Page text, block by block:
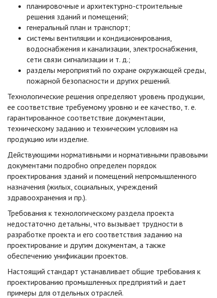
планировочные и архитектурно-строительные
решения зданий и помещений;
генеральный план и транспорт;
системы вентиляции и кондиционирования,
водоснабжения и канализации, электроснабжения,
сети связи сигнализации и т. д.;
разделы мероприятий по охране окружающей среды,
пожарной безопасности и других решений.
Технологические решения определяют уровень продукции,
ее соответствие требуемому уровню и ее качество, т. е.
гарантированное соответствие документации,
техническому заданию и техническим условиям на
продукцию или изделие.
Действующими нормативными и нормативными правовыми
документами подробно определен порядок
проектирования зданий и помещений непромышленного
назначения (жилых, социальных, учреждений
здравоохранения и пр.).
Требования к технологическому раздела проекта
недостаточно детальны, что вызывает трудности в
разработке проекта и его соответствия заданию на
проектирование и другим документам, а также
обеспечению унификации проектов.
Настоящий стандарт устанавливает общие требования к
проектированию промышленных предприятий и дает
примеры для отдельных отраслей.